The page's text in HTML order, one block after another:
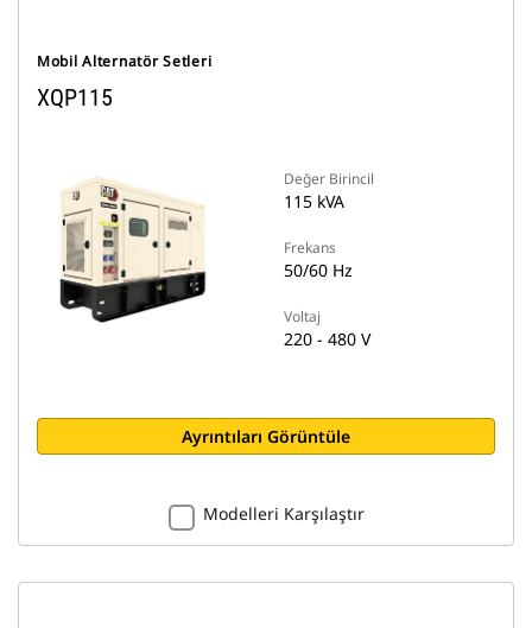
Mobil Alternatör Setleri
XQP115
Değer Birincil
115 kVA
Frekans
50/60 Hz
Voltaj
220 - 480 V
Ayrıntıları Görüntüle
Modelleri Karşılaştır